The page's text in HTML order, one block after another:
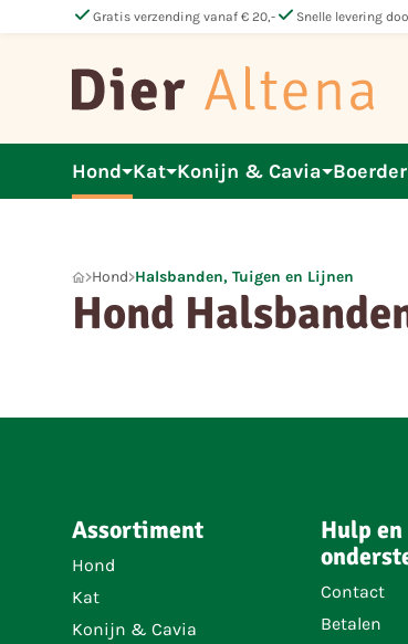
check Gratis verzending vanaf € 20,-check Snelle levering
Hond Kat Konijn & Cavia
Hond Halsbanden, Tuigen en Lijnen
Hond
Assortiment
Hond
Kat
Konijn & Cavia
Hulp en
Contact
Betalen